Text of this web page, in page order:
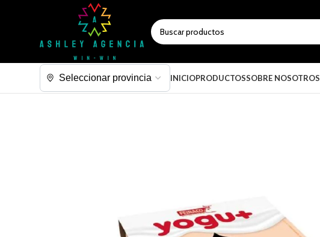
INICIOPRODUCTOSSOBRE NOSOTROS